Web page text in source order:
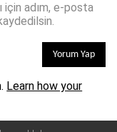
için adım, e-posta
Learn how your